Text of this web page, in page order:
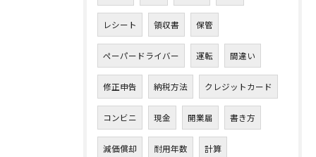
レシート 領収書 保管
ペーパードライバー 運転 間違い
修正申告 納税方法 クレジットカード
コンビニ 現金 開業届 書き方
減価償却 耐用年数 計算